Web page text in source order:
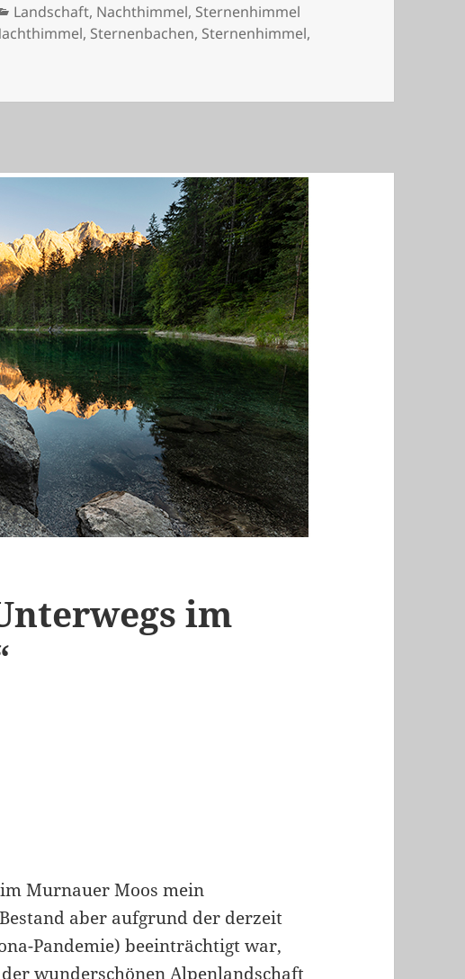
Kategorien
Landschaft, Nachthimmel, Sternenhimmel
, Sternenbachen, Sternenhimmel,
im
Murnauer Moos mein
aber aufgrund der derzeit
Pandemie) beeinträchtigt war,
wunderschönen Alpenlandschaft